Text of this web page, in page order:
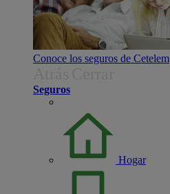
Conoce los seguros de Cetelem
Seguros
Hogar